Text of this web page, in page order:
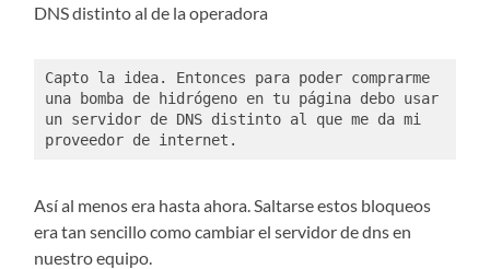
DNS distinto al de la operadora
Capto la idea. Entonces para poder comprarme
una bomba de hidrógeno en tu página debo usar
un servidor de DNS distinto al que me da mi
proveedor de internet.
Así al menos era hasta ahora. Saltarse estos bloqueos
era tan sencillo como cambiar el servidor de dns en
nuestro equipo.